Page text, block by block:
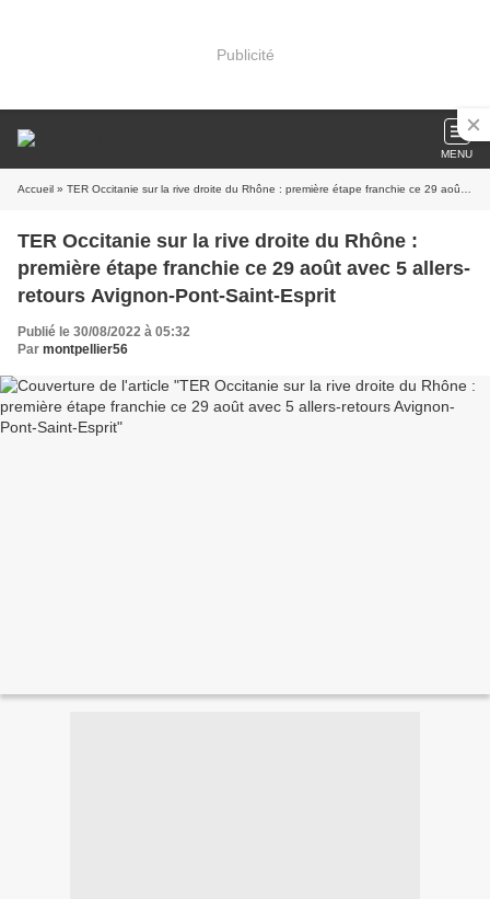
Publicité
MENU
Accueil » TER Occitanie sur la rive droite du Rhône : première étape franchie ce 29 août avec 5 allers-retours Avignon-Pont-Saint-Esprit
TER Occitanie sur la rive droite du Rhône :
première étape franchie ce 29 août avec 5 allers-
retours Avignon-Pont-Saint-Esprit
Publié le 30/08/2022 à 05:32
Par montpellier56